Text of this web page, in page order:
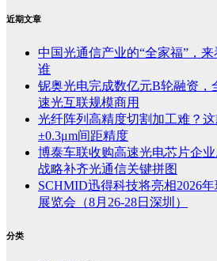
近期文章
中国光通信产业的“全家福”，
谁
铌奥光电完成数亿元B轮融资，
速光互联规模商用
光纤阵列高精度切割加工难？
±0.3μm间距精度
博泰车联收购高速光电芯片企
战略补齐光通信关键拼图
SCHMID迅得科技将亮相2026
展览会（8月26-28日深圳）
分类